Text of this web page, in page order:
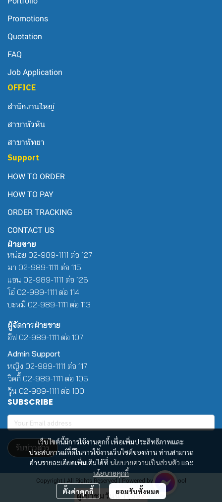
เว็บไซต์นี้มีการใช้งานคุกกี้ เพื่อเพิ่มประสิทธิภาพและ
ประสบการณ์ที่ดีในการใช้งานเว็บไซต์ของท่าน ท่านสามารถ
อ่านรายละเอียดเพิ่มเติมได้ที่ นโยบายความเป็นส่วนตัว และ
นโยบายคุกกี้
ตั้งค่าคุกกี้ ยอมรับทั้งหมด
Promotions
Quotation
FAQ
Job Application
OFFICE
สำนักงานใหญ่
สาขาหัวหิน
สาขาพัทยา
Support
HOW TO ORDER
HOW TO PAY
ORDER TRACKING
CONTACT US
ฝ่ายขาย
หน่อย 02-989-1111 ต่อ 127
มา 02-989-1111 ต่อ 115
แอน 02-989-1111 ต่อ 126
โอ๋ 02-989-1111 ต่อ 114
บะหมี่ 02-989-1111 ต่อ 113
ผู้จัดการฝ่ายขาย
อีฟ 02-989-1111 ต่อ 107
Admin Support
หญิง 02-989-1111 ต่อ 117
วิคกี้ 02-989-1111 ต่อ 105
วุ้น 02-989-1111 ต่อ 100
SUBSCRIBE
รับข่าวสาร
Copyright | All Rights Reserved | Powered by Winwinpool
ผู้เข้าชมวันนี้11,597